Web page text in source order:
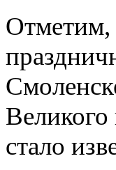
Отметим,
стало